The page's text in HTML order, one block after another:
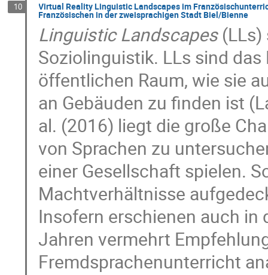
10 Virtual Reality Linguistic Landscapes im
Französischen in der zweisprachigen Stadt Biel/Bienne
Linguistic Landscapes(LLs)
Soziolinguistik. LLs sind
öffentlichen Raum, wie sie
an Gebäuden zu finden ist
al. (2016) liegt die große
von Sprachen zu
einer Gesellschaft spielen.
Machtverhältnisse
Insofern erschienen auch
Jahren vermehrt
Fremdsprachenunterricht